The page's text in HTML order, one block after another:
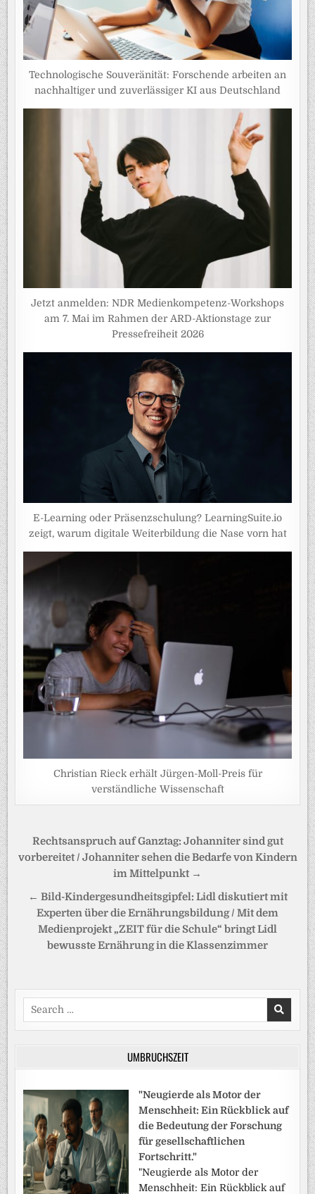
Technologische Souveränität: Forschende arbeiten an
nachhaltiger und zuverlässiger KI aus Deutschland
Jetzt anmelden: NDR Medienkompetenz-Workshops
am 7. Mai im Rahmen der ARD-Aktionstage zur
Pressefreiheit 2026
E-Learning oder Präsenzschulung? LearningSuite.io
zeigt, warum digitale Weiterbildung die Nase vorn hat
Christian Rieck erhält Jürgen-Moll-Preis für
verständliche Wissenschaft
Beitragsnavigation
Rechtsanspruch auf Ganztag: Johanniter sind gut
vorbereitet / Johanniter sehen die Bedarfe von Kindern
im Mittelpunkt →
← Bild-Kindergesundheitsgipfel: Lidl diskutiert mit
Experten über die Ernährungsbildung / Mit dem
Medienprojekt „ZEIT für die Schule“ bringt Lidl
bewusste Ernährung in die Klassenzimmer
Search
for:
UMBRUCHSZEIT
"Neugierde als Motor der
Menschheit: Ein Rückblick auf
die Bedeutung der Forschung
für gesellschaftlichen
Fortschritt."
"Neugierde als Motor der
Menschheit: Ein Rückblick auf